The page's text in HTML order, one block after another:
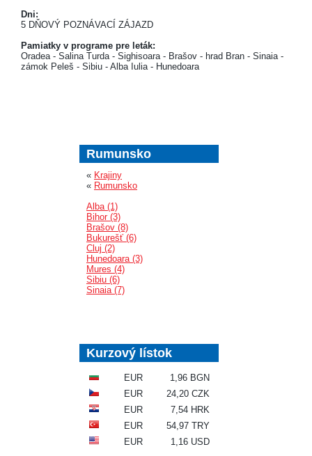
Dni:
5 DŇOVÝ POZNÁVACÍ ZÁJAZD
Pamiatky v programe pre leták:
Oradea - Salina Turda - Sighisoara - Brašov - hrad Bran - Sinaia -
zámok Peleš - Sibiu - Alba Iulia - Hunedoara
Rumunsko
« Krajiny
« Rumunsko
Alba (1)
Bihor (3)
Brašov (8)
Bukurešť (6)
Cluj (2)
Hunedoara (3)
Mures (4)
Sibiu (6)
Sinaia (7)
Kurzový lístok
EUR
1,96 BGN
EUR
24,20 CZK
EUR
7,54 HRK
EUR
54,97 TRY
EUR
1,16 USD